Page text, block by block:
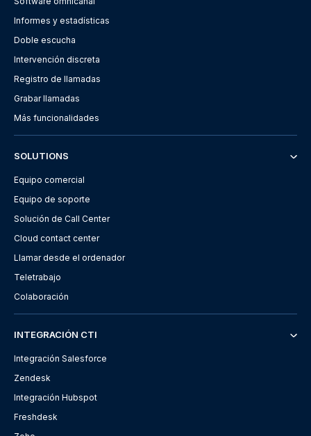
Informes y estadísticas
Doble escucha
Intervención discreta
Registro de llamadas
Grabar llamadas
Más funcionalidades
SOLUTIONS
Equipo comercial
Equipo de soporte
Solución de Call Center
Cloud contact center
Llamar desde el ordenador
Teletrabajo
Colaboración
INTEGRACIÓN CTI
Integración Salesforce
Zendesk
Integración Hubspot
Freshdesk